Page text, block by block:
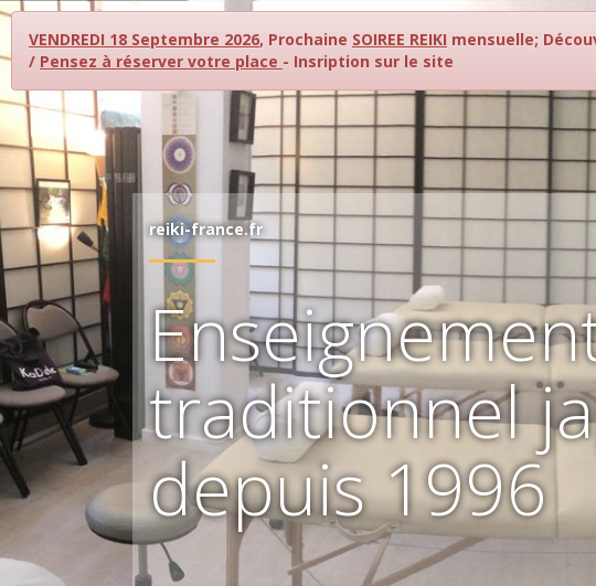
VENDREDI 18 Septembre 2026, Prochaine SOIREE REIKI mensuelle;
/ Pensez à réserver votre place - Insription sur le site
reiki-france.fr
traditionnel
depuis 1996